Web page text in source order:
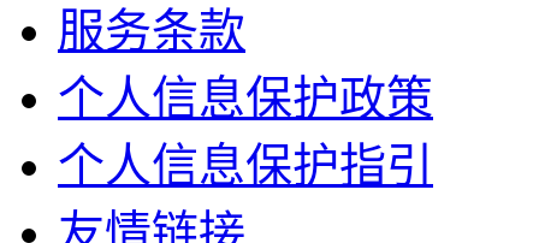
服务条款
个人信息保护政策
个人信息保护指引
友情链接